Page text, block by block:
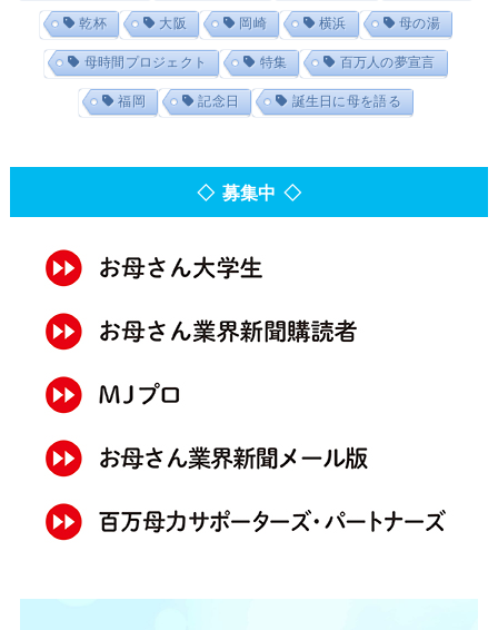
乾杯 大阪 岡崎 横浜 母の湯
母時間プロジェクト 特集 百万人の夢宣言
福岡 記念日 誕生日に母を語る
◇ 募集中 ◇